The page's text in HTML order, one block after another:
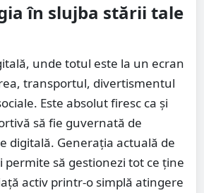
în slujba stării tale
unde totul este la un ecran
transportul, divertismentul
Este absolut firesc ca și
să fie guvernată de
digitală. Generația actuală de
permite să gestionezi tot ce ține
activ printr-o simplă atingere